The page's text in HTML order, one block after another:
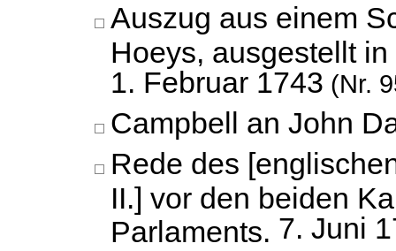
Auszug aus einem
Hoeys, ausgestellt
1. Februar 1743 (Nr.
Campbell an John
Rede des
II.] vor den beiden
Parlaments. 7. Juni